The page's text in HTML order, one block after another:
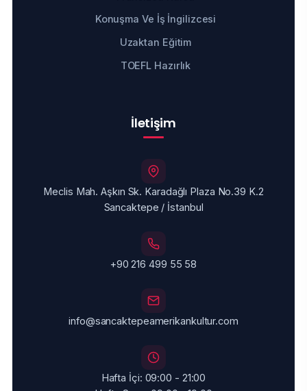
Konuşma Ve İş İngilizcesi
Uzaktan Eğitim
TOEFL Hazırlık
İletişim
Meclis Mah. Aşkın Sk. Karadağlı Plaza No.39 K.2
Sancaktepe / İstanbul
+90 216 499 55 58
info@sancaktepeamerikankultur.com
Hafta İçi: 09:00 - 21:00